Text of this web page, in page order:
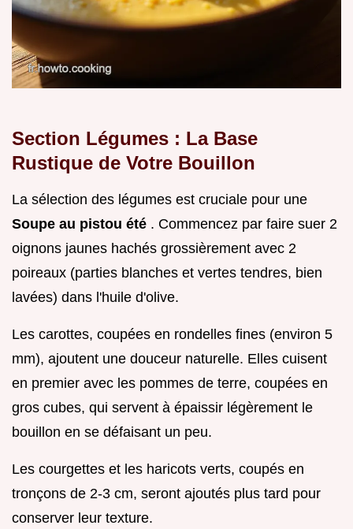
Section Légumes : La Base
Rustique de Votre Bouillon
La sélection des légumes est cruciale pour une
Soupe au pistou été . Commencez par faire suer 2
oignons jaunes hachés grossièrement avec 2
poireaux (parties blanches et vertes tendres, bien
lavées) dans l'huile d'olive.
Les carottes, coupées en rondelles fines (environ 5
mm), ajoutent une douceur naturelle. Elles cuisent
en premier avec les pommes de terre, coupées en
gros cubes, qui servent à épaissir légèrement le
bouillon en se défaisant un peu.
Les courgettes et les haricots verts, coupés en
tronçons de 2-3 cm, seront ajoutés plus tard pour
conserver leur texture.